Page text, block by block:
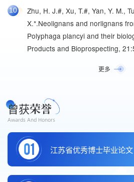
10
Zhu, H. J.#, Xu, T.#, Yan, Y. M.,
X.*.Neolignans and norlignans
Polyphaga plancyi and their
Products and Bioprospecting,
更多
曾获荣誉
Awards And Honors
01 江苏省优秀博士毕业论文